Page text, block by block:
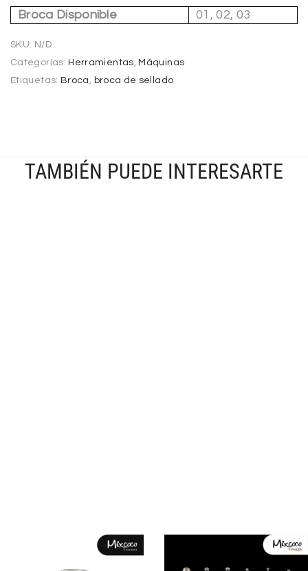
Broca Disponible 01, 02, 03
SKU: N/D
Categorías: Herramientas, Máquinas
Etiquetas: Broca , broca de sellado
TAMBIÉN PUEDE INTERESARTE